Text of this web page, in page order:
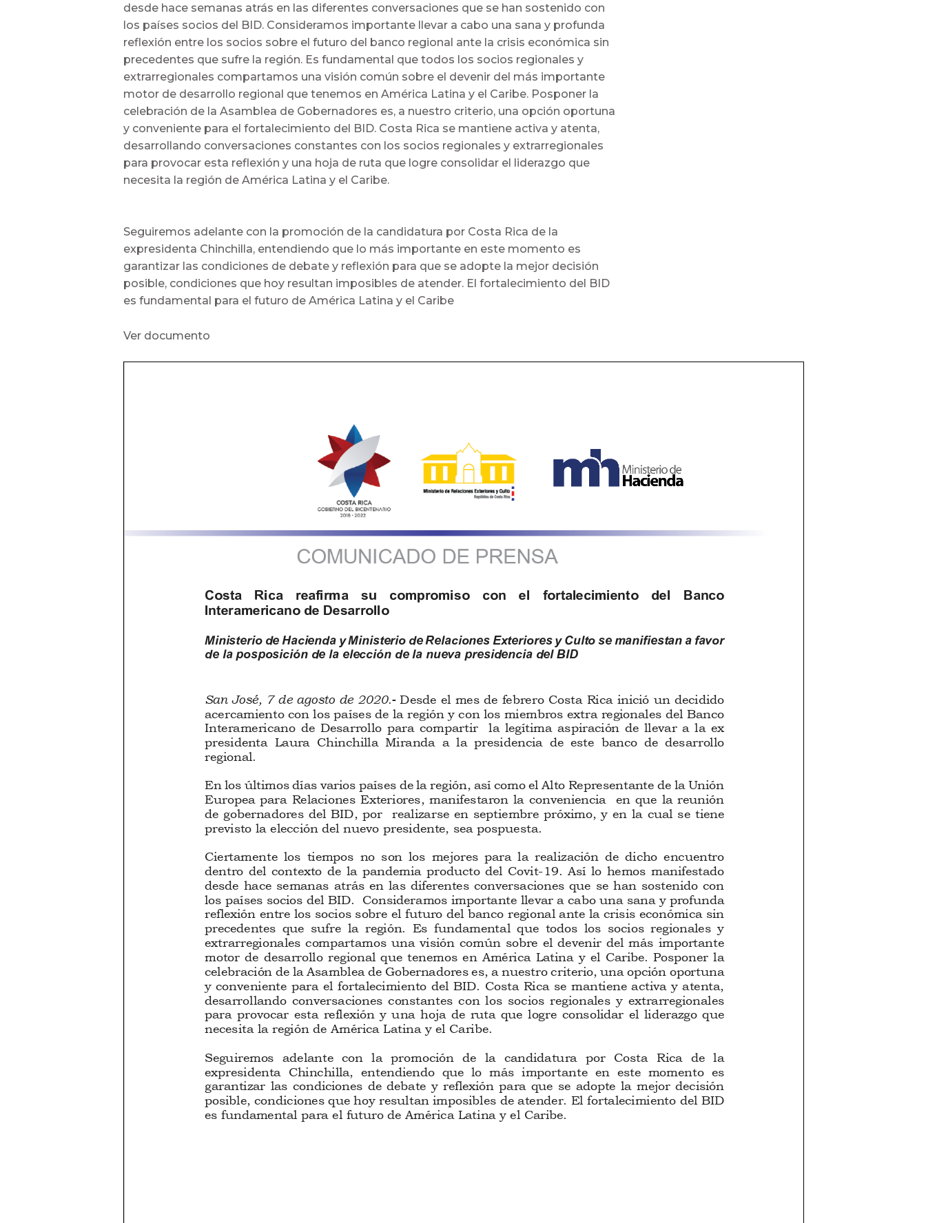
desde hace semanas atrás en las diferentes conversaciones que se han sostenido con
los países socios del BID. Consideramos importante llevar a cabo una sana y profunda
reflexión entre los socios sobre el futuro del banco regional ante la crisis económica sin
precedentes que sufre la región. Es fundamental que todos los socios regionales y
extrarregionales compartamos una visión común sobre el devenir del más importante
motor de desarrollo regional que tenemos en América Latina y el Caribe. Posponer la
celebración de la Asamblea de Gobernadores es, a nuestro criterio, una opción oportuna
y conveniente para el fortalecimiento del BID. Costa Rica se mantiene activa y atenta,
desarrollando conversaciones constantes con los socios regionales y extrarregionales
para provocar esta reflexión y una hoja de ruta que logre consolidar el liderazgo que
necesita la región de América Latina y el Caribe.
Seguiremos adelante con la promoción de la candidatura por Costa Rica de la
expresidenta Chinchilla, entendiendo que lo más importante en este momento es
garantizar las condiciones de debate y reflexión para que se adopte la mejor decisión
posible, condiciones que hoy resultan imposibles de atender. El fortalecimiento del BID
es fundamental para el futuro de América Latina y el Caribe
Ver documento